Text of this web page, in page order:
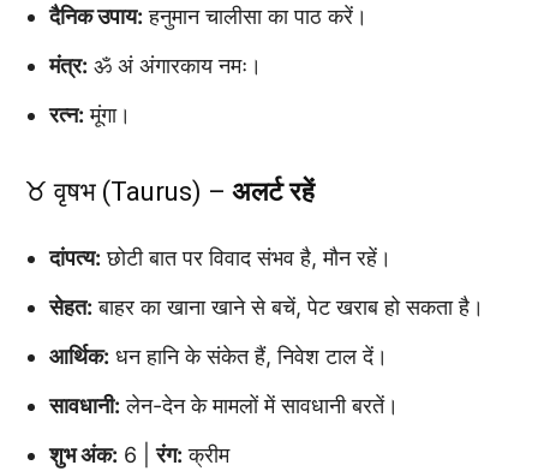
दैनिक उपाय: हनुमान चालीसा का पाठ करें।
मंत्र: ॐ अं अंगारकाय नमः।
रत्न: मूंगा।
♉ वृषभ (Taurus) – अलर्ट रहें
दांपत्य: छोटी बात पर विवाद संभव है, मौन रहें।
सेहत: बाहर का खाना खाने से बचें, पेट खराब हो सकता है।
आर्थिक: धन हानि के संकेत हैं, निवेश टाल दें।
सावधानी: लेन-देन के मामलों में सावधानी बरतें।
शुभ अंक: 6 |रंग: क्रीम